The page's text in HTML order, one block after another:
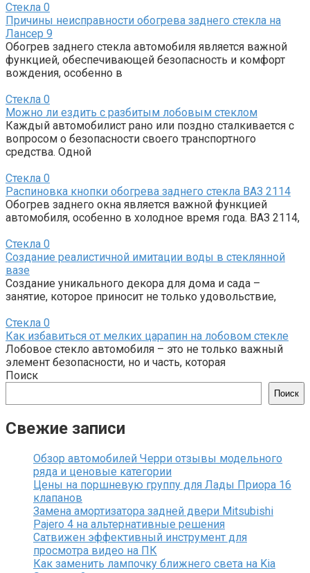
Стекла 0
Причины неисправности обогрева заднего стекла на
Лансер 9
Обогрев заднего стекла автомобиля является важной
функцией, обеспечивающей безопасность и комфорт
вождения, особенно в
Стекла 0
Можно ли ездить с разбитым лобовым стеклом
Каждый автомобилист рано или поздно сталкивается с
вопросом о безопасности своего транспортного
средства. Одной
Стекла 0
Распиновка кнопки обогрева заднего стекла ВАЗ 2114
Обогрев заднего окна является важной функцией
автомобиля, особенно в холодное время года. ВАЗ 2114,
Стекла 0
Создание реалистичной имитации воды в стеклянной
вазе
Создание уникального декора для дома и сада –
занятие, которое приносит не только удовольствие,
Стекла 0
Как избавиться от мелких царапин на лобовом стекле
Лобовое стекло автомобиля – это не только важный
элемент безопасности, но и часть, которая
Поиск
Поиск
Свежие записи
Обзор автомобилей Черри отзывы модельного
ряда и ценовые категории
Цены на поршневую группу для Лады Приора 16
клапанов
Замена амортизатора задней двери Mitsubishi
Pajero 4 на альтернативные решения
Сатвижен эффективный инструмент для
просмотра видео на ПК
Как заменить лампочку ближнего света на Kia